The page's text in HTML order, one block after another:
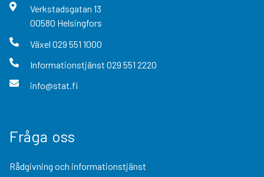
Verkstadsgatan 13
00580 Helsingfors
Växel 029 551 1000
Informationstjänst 029 551 2220
info@stat.fi
Fråga oss
Rådgivning och informationstjänst